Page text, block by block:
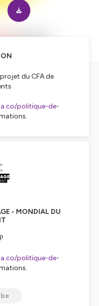
du CFA de
politique-de-
- MONDIAL DU
politique-de-